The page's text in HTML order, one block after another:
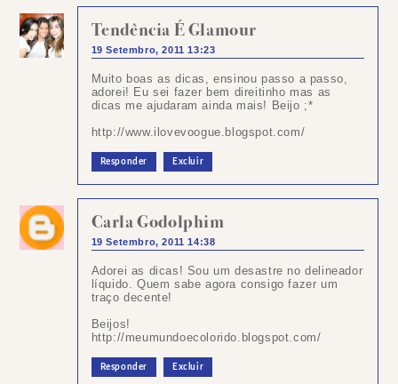
Tendência É Glamour
19 Setembro, 2011 13:23
Muito boas as dicas, ensinou passo a passo,
adorei! Eu sei fazer bem direitinho mas as
dicas me ajudaram ainda mais! Beijo ;*
http://www.ilovevoogue.blogspot.com/
Responder Excluir
Carla Godolphim
19 Setembro, 2011 14:38
Adorei as dicas! Sou um desastre no delineador
líquido. Quem sabe agora consigo fazer um
traço decente!
Beijos!
http://meumundoecolorido.blogspot.com/
Responder Excluir